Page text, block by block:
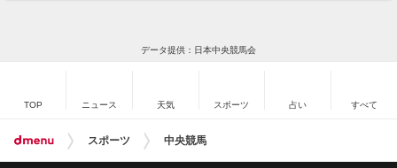
データ提供：日本中央競馬会
TOP ニュース 天気 スポーツ 占い すべて
スポーツ 中央競馬